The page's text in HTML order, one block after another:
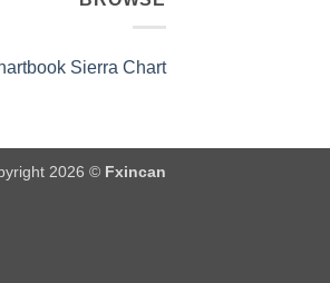
Sierra Chart
2026 © Fxincan